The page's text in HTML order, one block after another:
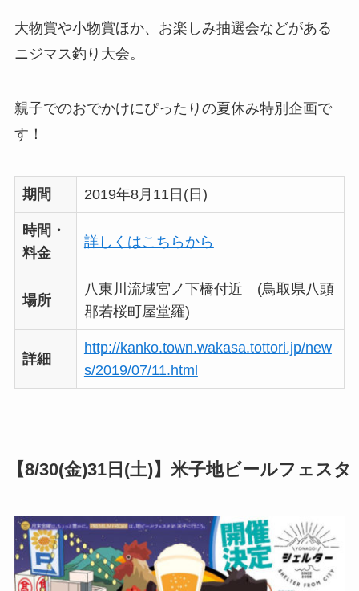
大物賞や小物賞ほか、お楽しみ抽選会などがある
ニジマス釣り大会。
親子でのおでかけにぴったりの夏休み特別企画で
す！
期間 2019年8月11日(日)
時間・
料金
詳しくはこちらから
場所
八東川流域宮ノ下橋付近 (鳥取県八頭
郡若桜町屋堂羅)
詳細
http://kanko.town.wakasa.tottori.jp/new
s/2019/07/11.html
【8/30(金)31日(土)】 米子地ビールフェスタ